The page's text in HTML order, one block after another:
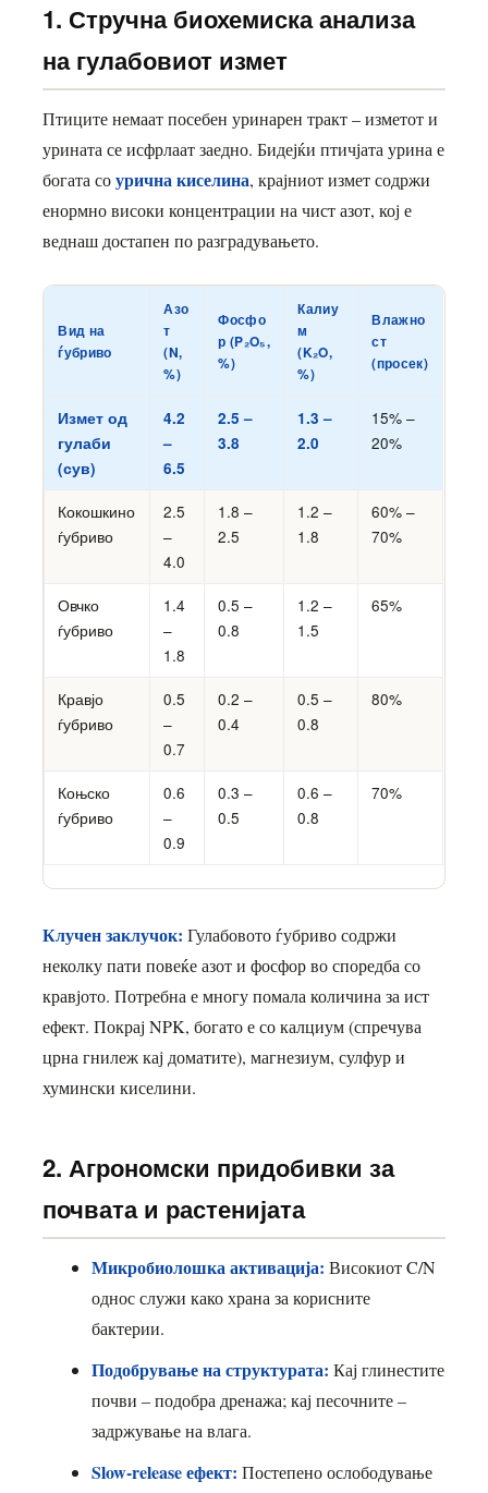
1. Стручна биохемиска анализа
на гулабовиот измет
Птиците немаат посебен уринарен тракт – изметот и
урината се исфрлаат заедно. Бидејќи птичјата урина е
богата соурична киселина, крајниот измет содржи
енормно високи концентрации на чист азот, кој е
веднаш достапен по разградувањето.
Вид на
ѓубриво
Азо
т
(N,
%)
Фосфо
р (P₂O₅,
%)
Калиу
м
(K₂O,
%)
Влажно
ст
(просек)
Измет од
гулаби
(сув)
4.2
–
6.5
2.5 –
3.8
1.3 –
2.0
15% –
20%
Кокошкино
ѓубриво
2.5
–
4.0
1.8 –
2.5
1.2 –
1.8
60% –
70%
Овчко
ѓубриво
1.4
–
1.8
0.5 –
0.8
1.2 –
1.5
65%
Кравјо
ѓубриво
0.5
–
0.7
0.2 –
0.4
0.5 –
0.8
80%
Коњско
ѓубриво
0.6
–
0.9
0.3 –
0.5
0.6 –
0.8
70%
Клучен заклучок: Гулабовото ѓубриво содржи
неколку пати повеќе азот и фосфор во споредба со
кравјото. Потребна е многу помала количина за ист
ефект. Покрај NPK, богато е со калциум (спречува
црна гнилеж кај доматите), магнезиум, сулфур и
хумински киселини.
2. Агрономски придобивки за
почвата и растенијата
Микробиолошка активација: Високиот C/N
однос служи како храна за корисните
бактерии.
Подобрување на структурата: Кај глинестите
почви – подобра дренажа; кај песочните –
задржување на влага.
Slow-release ефект: Постепено ослободување